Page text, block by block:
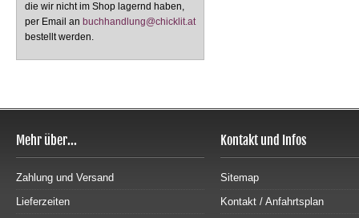
die wir nicht im Shop lagernd haben,
per Email an buchhandlung@chicklit.at
bestellt werden.
Mehr über...
Zahlung und Versand
Lieferzeiten
Kontakt und Infos
Sitemap
Kontakt / Anfahrtsplan